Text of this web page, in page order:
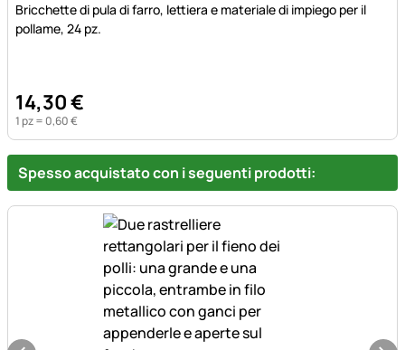
Bricchette di pula di farro, lettiera e materiale di impiego per il
pollame, 24 pz.
14,30€
1 pz = 0,60€
Spesso acquistato con i seguenti prodotti: